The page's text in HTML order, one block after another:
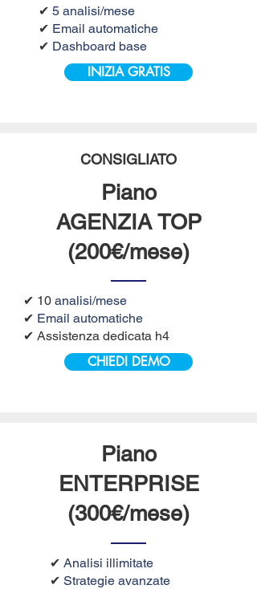
✔ 5 analisi/mese
✔ Email automatiche
✔ Dashboard base
INIZIA GRATIS
CONSIGLIATO
Piano
AGENZIA TOP
(200€/mese)
✔ 10 analisi/mese
✔ Email automatiche
✔ Assistenza dedicata h4
CHIEDI DEMO
Piano
ENTERPRISE
(300€/mese)
✔ Analisi illimitate
✔ Strategie avanzate